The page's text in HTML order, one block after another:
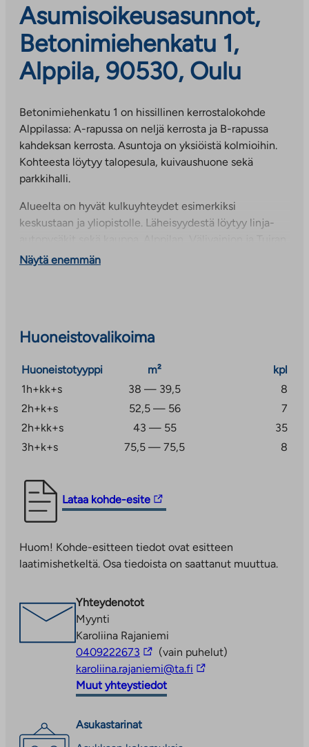
Asumisoikeusasunnot,
Betonimiehenkatu 1,
Alppila, 90530, Oulu
Betonimiehenkatu 1 on hissillinen kerrostalokohde
Alppilassa: A-rapussa on neljä kerrosta ja B-rapussa
kahdeksan kerrosta. Asuntoja on yksiöistä kolmioihin.
Kohteesta löytyy talopesula, kuivaushuone sekä
parkkihalli.
Alueelta on hyvät kulkuyhteydet esimerkiksi
keskustaan ja yliopistolle. Läheisyydestä löytyy linja-
monipuoliset palvelut, kaupat, päiväkodit ja koulut ovat
Näytä enemmän
Huoneistovalikoima
Huoneistotyyppi m²
kpl
1h+kk+s
38 — 39,5
8
2h+k+s
52,5 — 56
7
2h+kk+s
43 — 55
35
3h+k+s
75,5 — 75,5 8
Lataa kohde-esite
Linkki
vie
palveluun.
Linkki
uuteen
välilehteen
Huom! Kohde-esitteen tiedot ovat esitteen
laatimishetkeltä. Osa tiedoista on saattanut muuttua.
Yhteydenotot
Myynti
Karoliina Rajaniemi
0409222673 Linkki
vie
ulkopuoliseen
palveluun
(vain puhelut)
karoliina.rajaniemi@ta.fi Linkki
Muut yhteystiedot
Asukastarinat